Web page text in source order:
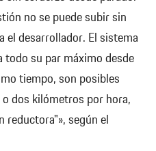
no se puede subir sin
el desarrollador. El sistema
su par máximo desde
tiempo, son posibles
dos kilómetros por hora,
reductora"», según el